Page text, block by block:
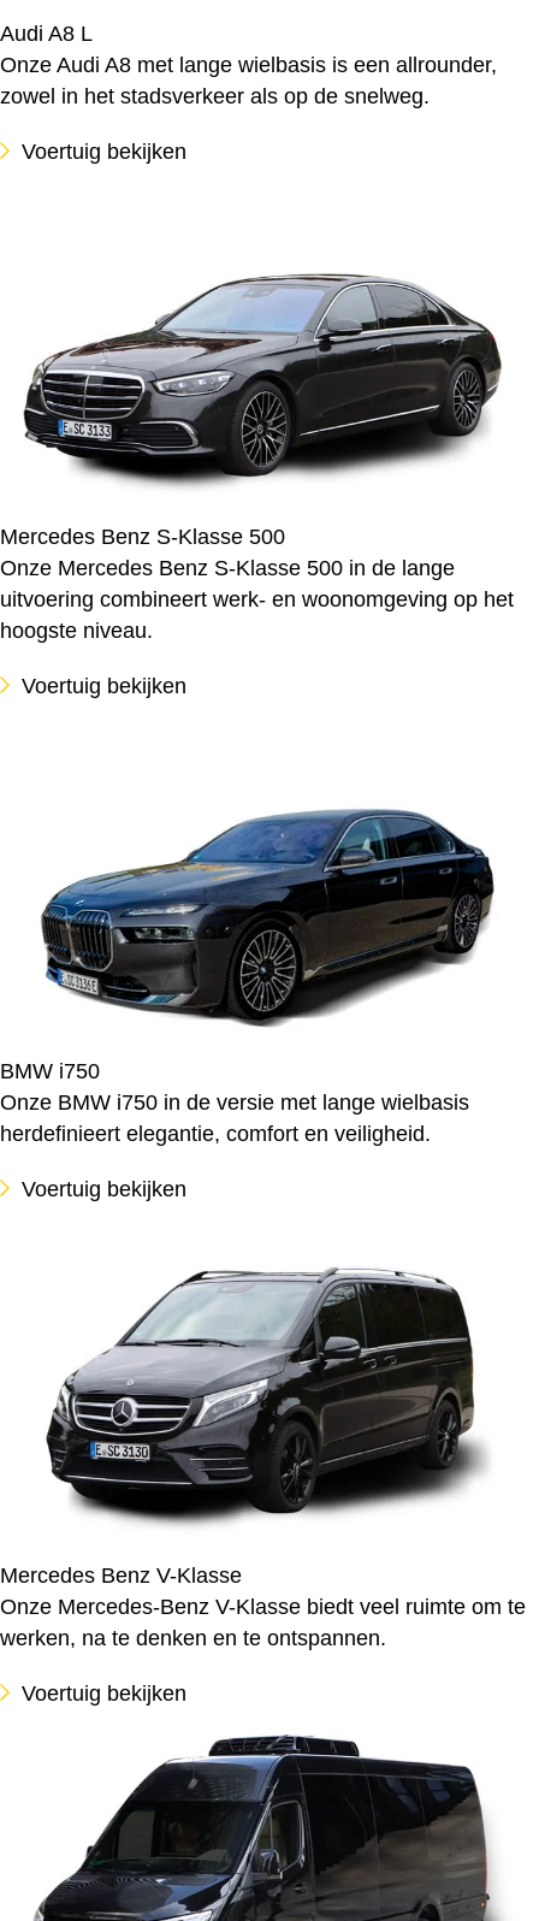
Audi A8 L
Onze Audi A8 met lange wielbasis is een allrounder,
zowel in het stadsverkeer als op de snelweg.
Voertuig bekijken
Mercedes Benz S-Klasse 500
Onze Mercedes Benz S-Klasse 500 in de lange
uitvoering combineert werk- en woonomgeving op het
hoogste niveau.
Voertuig bekijken
BMW i750
Onze BMW i750 in de versie met lange wielbasis
herdefinieert elegantie, comfort en veiligheid.
Voertuig bekijken
Mercedes Benz V-Klasse
Onze Mercedes-Benz V-Klasse biedt veel ruimte om te
werken, na te denken en te ontspannen.
Voertuig bekijken